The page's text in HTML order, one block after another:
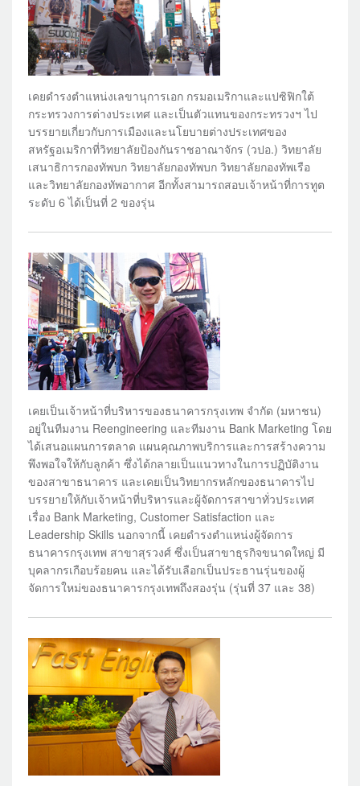
เคยดำรงตำแหน่งเลขานุการเอก กรมอเมริกาและแปซิฟิกใต้
กระทรวงการต่างประเทศ และเป็นตัวแทนของกระทรวงฯ ไป
บรรยายเกี่ยวกับการเมืองและนโยบายต่างประเทศของ
สหรัฐอเมริกาที่วิทยาลัยป้องกันราชอาณาจักร (วปอ.) วิทยาลัย
เสนาธิการกองทัพบก วิทยาลัยกองทัพบก วิทยาลัยกองทัพเรือ
และวิทยาลัยกองทัพอากาศ อีกทั้งสามารถสอบเจ้าหน้าที่การทูต
ระดับ 6 ได้เป็นที่ 2 ของรุ่น
เคยเป็นเจ้าหน้าที่บริหารของธนาคารกรุงเทพ จำกัด (มหาชน)
อยู่ในทีมงาน Reengineering และทีมงาน Bank Marketing โดย
ได้เสนอแผนการตลาด แผนคุณภาพบริการและการสร้างความ
พึงพอใจให้กับลูกค้า ซึ่งได้กลายเป็นแนวทางในการปฏิบัติงาน
ของสาขาธนาคาร และเคยเป็นวิทยากรหลักของธนาคารไป
บรรยายให้กับเจ้าหน้าที่บริหารและผู้จัดการสาขาทั่วประเทศ
เรื่อง Bank Marketing, Customer Satisfaction และ
Leadership Skills นอกจากนี้ เคยดำรงตำแหน่งผู้จัดการ
ธนาคารกรุงเทพ สาขาสุรวงศ์ ซึ่งเป็นสาขาธุรกิจขนาดใหญ่ มี
บุคลากรเกือบร้อยคน และได้รับเลือกเป็นประธานรุ่นของผู้
จัดการใหม่ของธนาคารกรุงเทพถึงสองรุ่น (รุ่นที่ 37 และ 38)